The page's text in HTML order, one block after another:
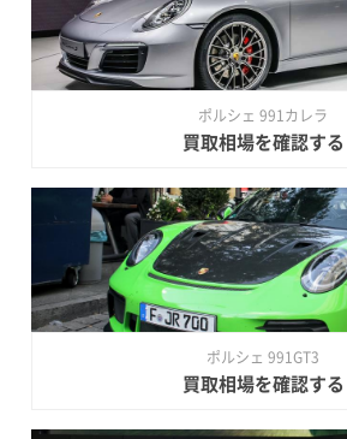
ポルシェ 991カレラ
買取相場を確認する
ポルシェ 991GT3
買取相場を確認する